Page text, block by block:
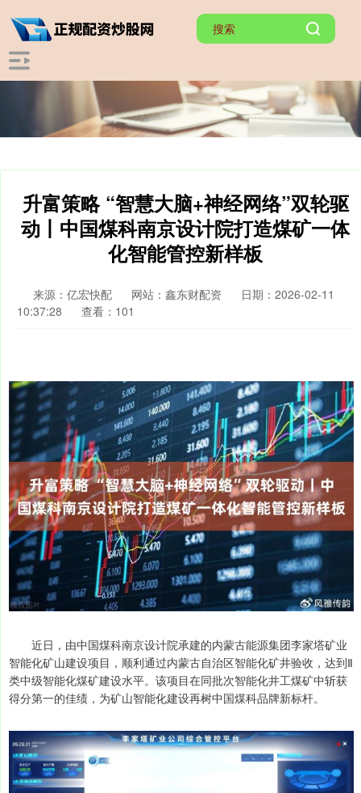
升富策略 “智慧大脑+神经网络”双轮驱
动丨中国煤科南京设计院打造煤矿一体
化智能管控新样板
来源：亿宏快配 网站：鑫东财配资
日期：2026-02-11
10:37:28
查看：101
近日，由中国煤科南京设计院承建的内蒙古能源集团李家塔矿业
智能化矿山建设项目，顺利通过内蒙古自治区智能化矿井验收，达到Ⅱ
类中级智能化煤矿建设水平。该项目在同批次智能化井工煤矿中斩获
得分第一的佳绩，为矿山智能化建设再树中国煤科品牌新标杆。